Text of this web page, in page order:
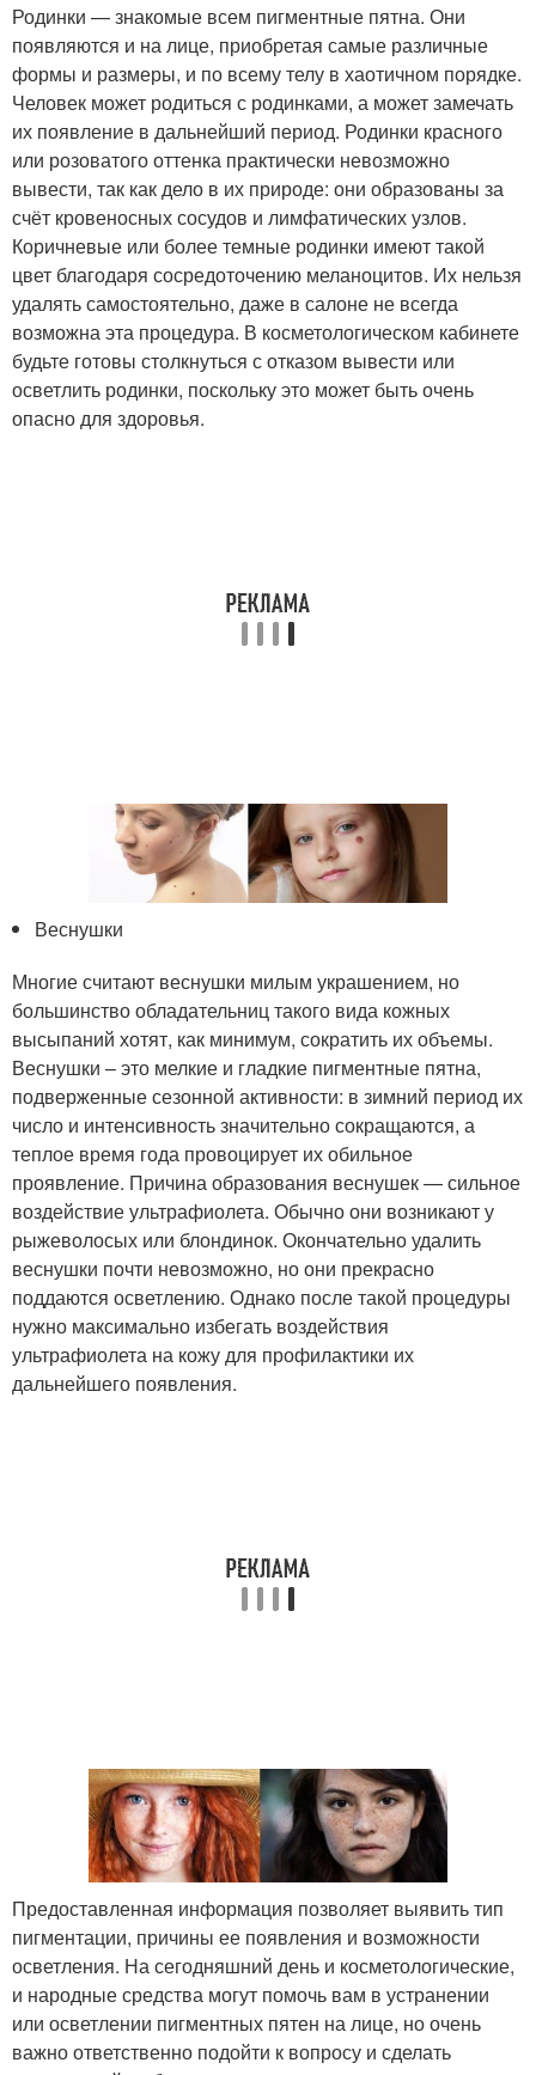
Родинки — знакомые всем пигментные пятна. Они
появляются и на лице, приобретая самые различные
формы и размеры, и по всему телу в хаотичном порядке.
Человек может родиться с родинками, а может замечать
их появление в дальнейший период. Родинки красного
или розоватого оттенка практически невозможно
вывести, так как дело в их природе: они образованы за
счёт кровеносных сосудов и лимфатических узлов.
Коричневые или более темные родинки имеют такой
цвет благодаря сосредоточению меланоцитов. Их нельзя
удалять самостоятельно, даже в салоне не всегда
возможна эта процедура. В косметологическом кабинете
будьте готовы столкнуться с отказом вывести или
осветлить родинки, поскольку это может быть очень
опасно для здоровья.
Веснушки
Многие считают веснушки милым украшением, но
большинство обладательниц такого вида кожных
высыпаний хотят, как минимум, сократить их объемы.
Веснушки – это мелкие и гладкие пигментные пятна,
подверженные сезонной активности: в зимний период их
число и интенсивность значительно сокращаются, а
теплое время года провоцирует их обильное
проявление. Причина образования веснушек — сильное
воздействие ультрафиолета. Обычно они возникают у
рыжеволосых или блондинок. Окончательно удалить
веснушки почти невозможно, но они прекрасно
поддаются осветлению. Однако после такой процедуры
нужно максимально избегать воздействия
ультрафиолета на кожу для профилактики их
дальнейшего появления.
Предоставленная информация позволяет выявить тип
пигментации, причины ее появления и возможности
осветления. На сегодняшний день и косметологические,
и народные средства могут помочь вам в устранении
или осветлении пигментных пятен на лице, но очень
важно ответственно подойти к вопросу и сделать